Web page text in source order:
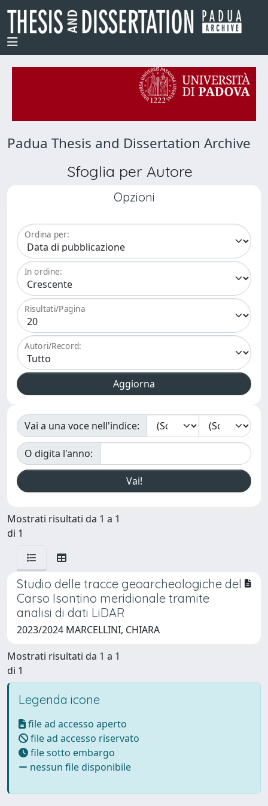
Padua Thesis and Dissertation Archive
Sfoglia per Autore
Opzioni
Ordina per:
In ordine:
Risultati/Pagina
Autori/Record:
Vai a una voce nell'indice:
O digita l'anno:
Mostrati risultati da 1 a 1
di 1
Studio delle tracce geoarcheologiche del
Carso Isontino meridionale tramite
analisi di dati LiDAR
2023/2024 MARCELLINI, CHIARA
Mostrati risultati da 1 a 1
di 1
Legenda icone
file ad accesso aperto
file ad accesso riservato
file sotto embargo
nessun file disponibile